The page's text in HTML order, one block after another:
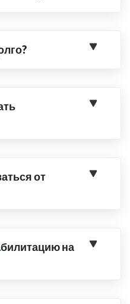
от
на